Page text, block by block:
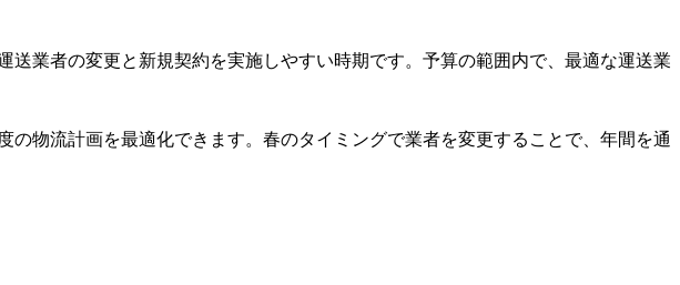
業者の変更と新規契約を実施しやすい時期です。予算の範囲内で、最適な運送業
物流計画を最適化できます。春のタイミングで業者を変更することで、年間を通